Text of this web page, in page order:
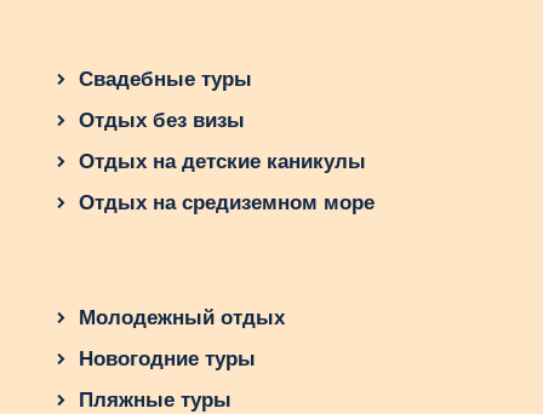
Свадебные туры
Отдых без визы
Отдых на детские каникулы
Отдых на средиземном море
Молодежный отдых
Новогодние туры
Пляжные туры